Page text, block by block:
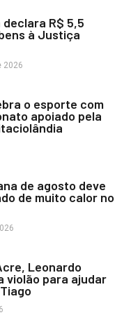
R$ 5,5
à Justiça
2026
o esporte com
apoiado pela
de agosto deve
de muito calor no
Leonardo
violão para ajudar